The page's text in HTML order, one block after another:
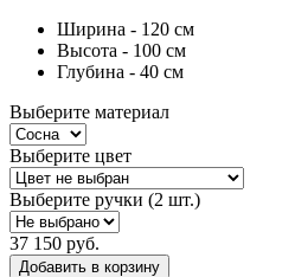
Ширина - 120 см
Высота - 100 см
Глубина - 40 см
Выберите материал
Выберите цвет
Выберите ручки (2 шт.)
37 150 руб.
Добавить в корзину